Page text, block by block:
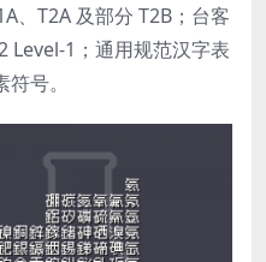
、T2A 及部分 T2B；台客
Level-1；通用规范汉字表
号。